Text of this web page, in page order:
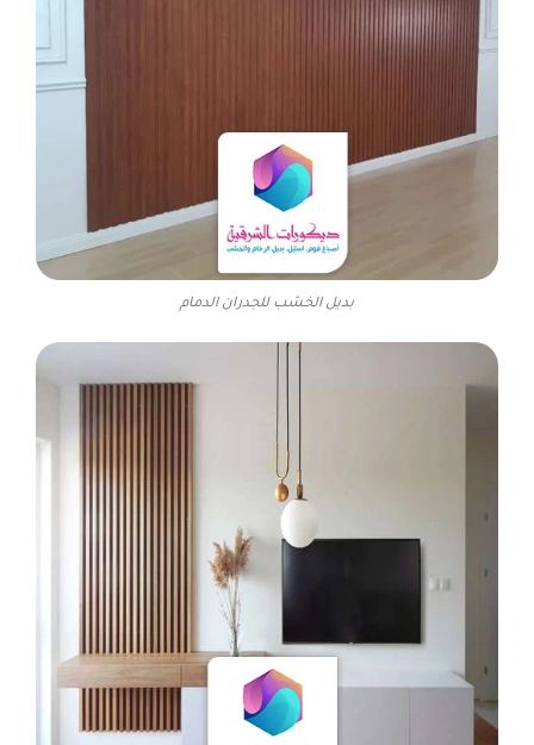
بديل الخشب للجدران الدمام